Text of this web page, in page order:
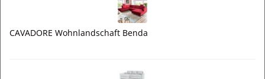
CAVADORE Wohnlandschaft Benda